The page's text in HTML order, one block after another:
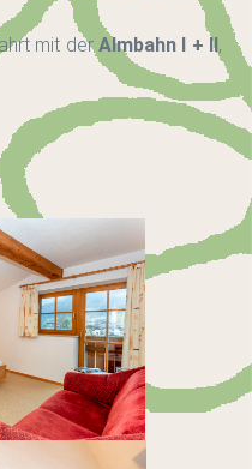
mit der Almbahn I + II,